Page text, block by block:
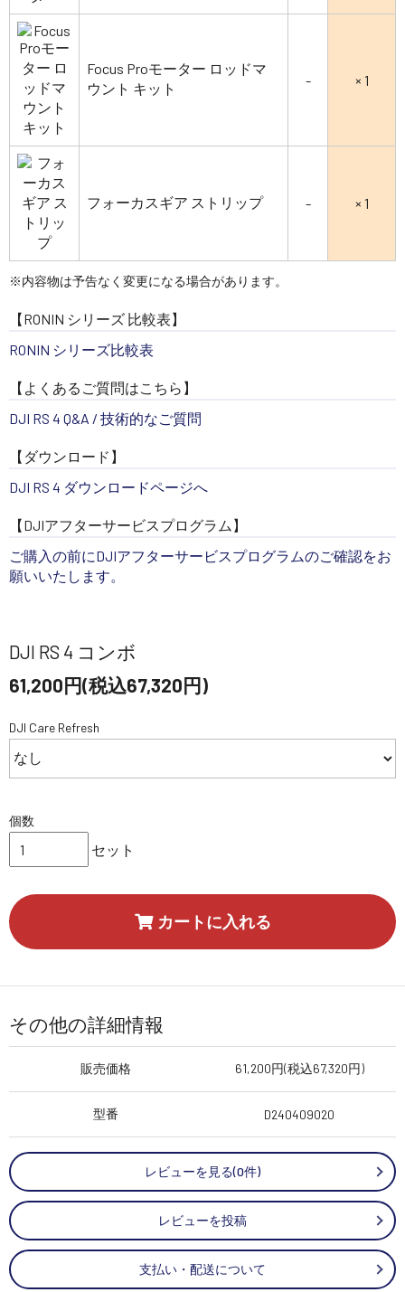
Focus Proモーター ロッドマ
ウント キット
- × 1
フォーカスギア ストリップ - × 1
※内容物は予告なく変更になる場合があります。
【RONIN シリーズ 比較表】
RONIN シリーズ比較表
【よくあるご質問はこちら】
DJI RS 4 Q&A / 技術的なご質問
【ダウンロード】
DJI RS 4 ダウンロードページへ
【DJIアフターサービスプログラム】
ご購入の前にDJIアフターサービスプログラムのご確認をお
願いいたします。
DJI RS 4 コンボ
61,200円(税込67,320円)
DJI Care Refresh
個数
セット
カートに入れる
その他の詳細情報
販売価格 61,200円(税込67,320円)
型番 D240409020
レビューを見る(0件)
レビューを投稿
支払い・配送について